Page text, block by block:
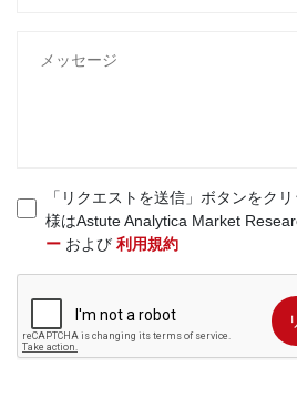
「リクエストを送信」ボタンをク
様はAstute Analytica Market
ーおよび 利用規約
リクエストを送信